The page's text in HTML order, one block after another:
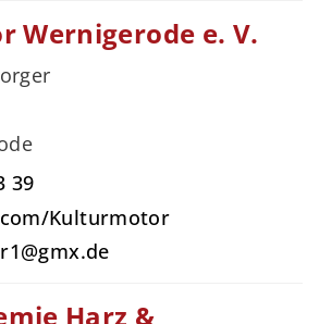
Wernigerode e. V.
39
Kulturmotor
Harz &